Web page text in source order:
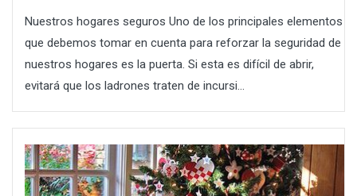
Nuestros hogares seguros Uno de los principales elementos
que debemos tomar en cuenta para reforzar la seguridad de
nuestros hogares es la puerta. Si esta es difícil de abrir,
evitará que los ladrones traten de incursi...